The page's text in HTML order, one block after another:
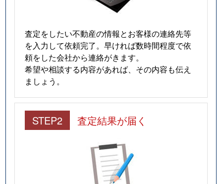
査定をしたい不動産の情報とお客様の連絡先等
を入力して依頼完了。早ければ数時間程度で依
頼をした会社から連絡がきます。
希望や相談する内容があれば、その内容も伝え
ましょう。
STEP2 査定結果が届く